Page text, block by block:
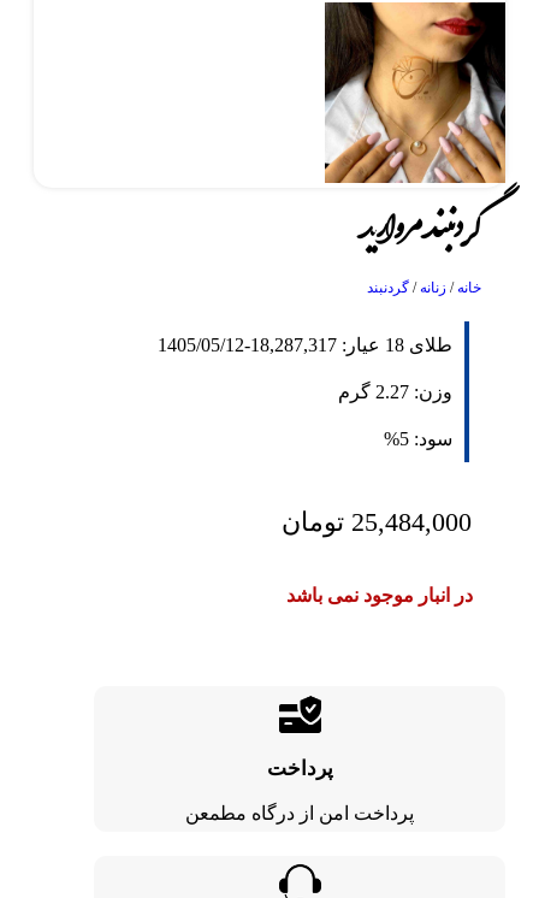
گردنبند مروارید
خانه/ زنانه/ گردنبند
طلای 18 عیار: 18,287,317
-
1405/05/12
وزن: 2.27 گرم
سود: 5%
25,484,000 تومان
در انبار موجود نمی باشد
پرداخت
پرداخت امن از درگاه مطمعن